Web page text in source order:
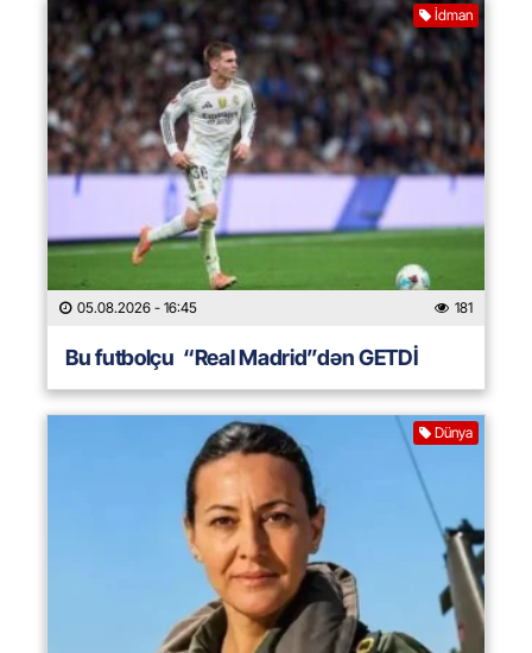
İdman
05.08.2026 - 16:45 181
Bu futbolçu “Real Madrid”dən GETDİ
Dünya